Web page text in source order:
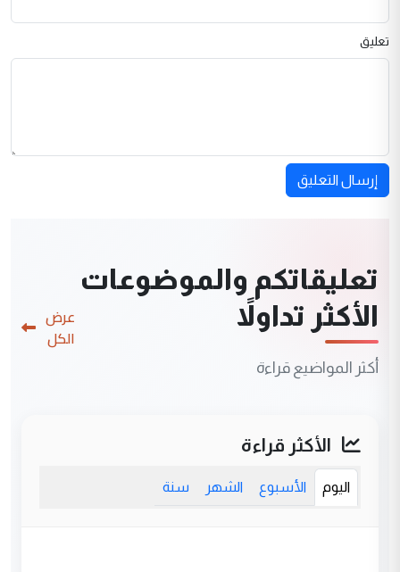
تعليق
إرسال التعليق
تعليقاتكم والموضوعات
الأكثر تداولاً
أكثر المواضيع قراءة
عرض
الكل
الأكثر قراءة
اليوم الأسبوع الشهر سنة